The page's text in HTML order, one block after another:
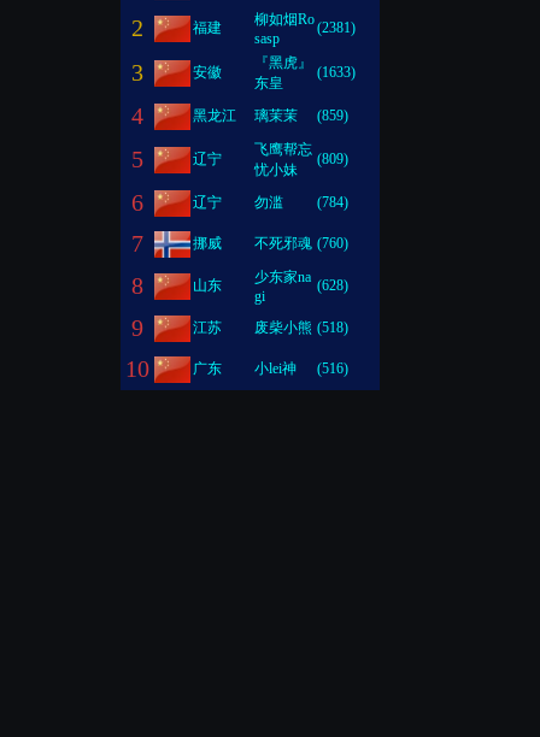
2 福建
柳如烟Ro
sasp
(2381)
3 安徽
『黑虎』
东皇
(1633)
4 黑龙江 璃茉茉 (859)
5 辽宁
飞鹰帮忘
忧小妹
(809)
6 辽宁 勿滥 (784)
7 挪威 不死邪魂 (760)
8 山东
少东家na
gi
(628)
9 江苏 废柴小熊 (518)
10 广东 小lei神 (516)